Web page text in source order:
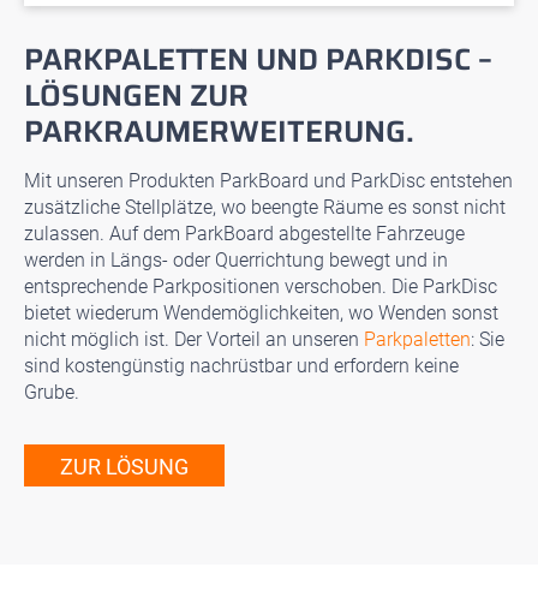
PARKPALETTEN UND PARKDISC –
LÖSUNGEN ZUR
PARKRAUMERWEITERUNG.
Mit unseren Produkten ParkBoard und ParkDisc entstehen
zusätzliche Stellplätze, wo beengte Räume es sonst nicht
zulassen. Auf dem ParkBoard abgestellte Fahrzeuge
werden in Längs- oder Querrichtung bewegt und in
entsprechende Parkpositionen verschoben. Die ParkDisc
bietet wiederum Wendemöglichkeiten, wo Wenden sonst
nicht möglich ist. Der Vorteil an unseren Parkpaletten: Sie
sind kostengünstig nachrüstbar und erfordern keine
Grube.
ZUR LÖSUNG